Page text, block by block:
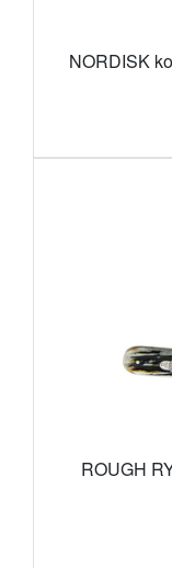
NORDISK
ROUGH